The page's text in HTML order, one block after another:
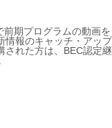
期プログラムの動画を
情報のキャッチ・アップ
された方は、BEC認定継